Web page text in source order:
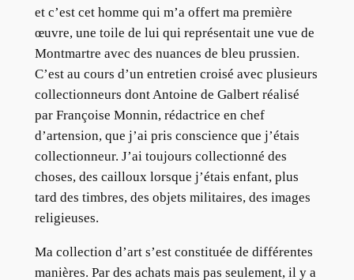
et c’est cet homme qui m’a offert ma première
œuvre, une toile de lui qui représentait une vue de
Montmartre avec des nuances de bleu prussien.
C’est au cours d’un entretien croisé avec plusieurs
collectionneurs dont Antoine de Galbert réalisé
par Françoise Monnin, rédactrice en chef
d’artension, que j’ai pris conscience que j’étais
collectionneur. J’ai toujours collectionné des
choses, des cailloux lorsque j’étais enfant, plus
tard des timbres, des objets militaires, des images
religieuses.
Ma collection d’art s’est constituée de différentes
manières. Par des achats mais pas seulement, il y a